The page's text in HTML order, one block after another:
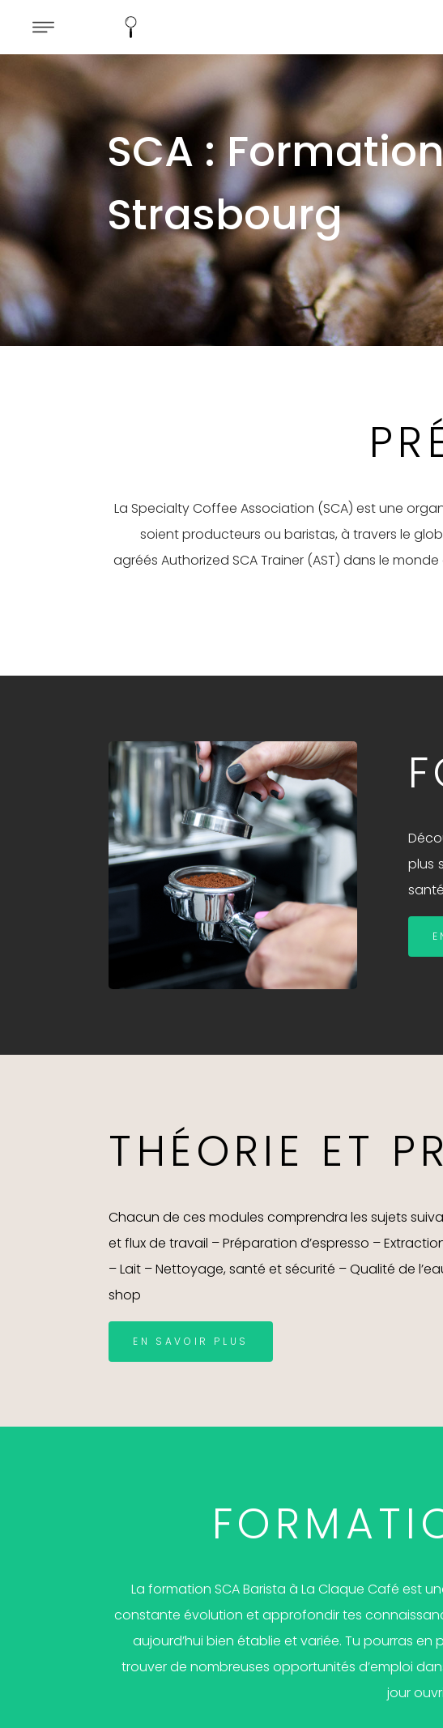
SCA :
Strasbourg
La Specialty Coffee Association (SCA) est une
soient producteurs ou baristas, à travers le
agréés Authorized SCA Trainer (AST) dans le
plus
THÉORIE ET
Chacun de ces modules comprendra les sujets
et flux de travail – Préparation d’espresso –
– Lait – Nettoyage, santé et sécurité – Qualité de
shop
EN SAVOIR PLUS
La formation SCA Barista à La Claque Café est
constante évolution et approfondir tes
aujourd’hui bien établie et variée. Tu pourras
trouver de nombreuses opportunités d’emploi
jour